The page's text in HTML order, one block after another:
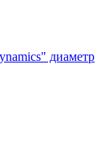
диаметр